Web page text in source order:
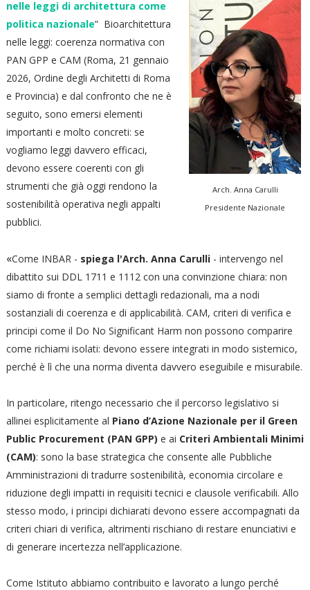
Arch. Anna Carulli
Presidente Nazionale
nelle leggi di architettura come
politica nazionale” Bioarchitettura
nelle leggi: coerenza normativa con
PAN GPP e CAM (Roma, 21 gennaio
2026, Ordine degli Architetti di Roma
e Provincia) e dal confronto che ne è
seguito, sono emersi elementi
importanti e molto concreti: se
vogliamo leggi davvero efficaci,
devono essere coerenti con gli
strumenti che già oggi rendono la
sostenibilità operativa negli appalti
pubblici.
«Come INBAR - spiega l'Arch. Anna Carulli - intervengo nel
dibattito sui DDL 1711 e 1112 con una convinzione chiara: non
siamo di fronte a semplici dettagli redazionali, ma a nodi
sostanziali di coerenza e di applicabilità. CAM, criteri di verifica e
principi come il Do No Significant Harm non possono comparire
come richiami isolati: devono essere integrati in modo sistemico,
perché è lì che una norma diventa davvero eseguibile e misurabile.
In particolare, ritengo necessario che il percorso legislativo si
allinei esplicitamente al Piano d’Azione Nazionale per il Green
Public Procurement (PAN GPP) e ai Criteri Ambientali Minimi
(CAM): sono la base strategica che consente alle Pubbliche
Amministrazioni di tradurre sostenibilità, economia circolare e
riduzione degli impatti in requisiti tecnici e clausole verificabili. Allo
stesso modo, i principi dichiarati devono essere accompagnati da
criteri chiari di verifica, altrimenti rischiano di restare enunciativi e
di generare incertezza nell’applicazione.
Come Istituto abbiamo contribuito e lavorato a lungo perché